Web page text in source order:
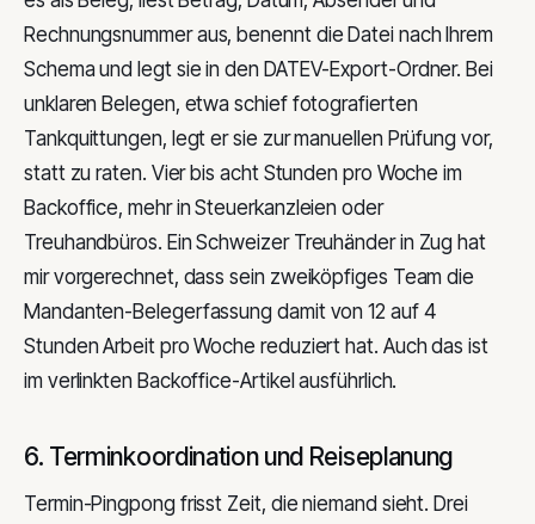
Rechnungsnummer aus, benennt die Datei nach Ihrem
Schema und legt sie in den DATEV-Export-Ordner. Bei
unklaren Belegen, etwa schief fotografierten
Tankquittungen, legt er sie zur manuellen Prüfung vor,
statt zu raten. Vier bis acht Stunden pro Woche im
Backoffice, mehr in Steuerkanzleien oder
Treuhandbüros. Ein Schweizer Treuhänder in Zug hat
mir vorgerechnet, dass sein zweiköpfiges Team die
Mandanten-Belegerfassung damit von 12 auf 4
Stunden Arbeit pro Woche reduziert hat. Auch das ist
im verlinkten Backoffice-Artikel ausführlich.
6. Terminkoordination und Reiseplanung
Termin-Pingpong frisst Zeit, die niemand sieht. Drei